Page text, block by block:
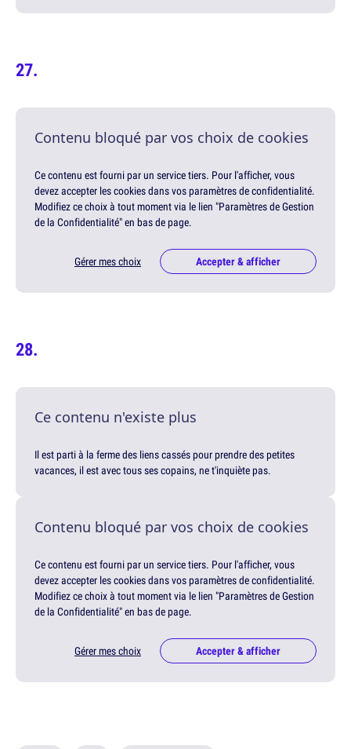
Contenu bloqué par vos choix de cookies
Ce contenu est fourni par un service tiers. Pour l'afficher, vous
devez accepter les cookies dans vos paramètres de confidentialité.
Modifiez ce choix à tout moment via le lien "Paramètres de Gestion
de la Confidentialité" en bas de page.
Gérer mes choix Accepter & afficher
Ce contenu n'existe plus
Il est parti à la ferme des liens cassés pour prendre des petites
vacances, il est avec tous ses copains, ne t'inquiète pas.
Contenu bloqué par vos choix de cookies
Ce contenu est fourni par un service tiers. Pour l'afficher, vous
devez accepter les cookies dans vos paramètres de confidentialité.
Modifiez ce choix à tout moment via le lien "Paramètres de Gestion
de la Confidentialité" en bas de page.
Gérer mes choix Accepter & afficher